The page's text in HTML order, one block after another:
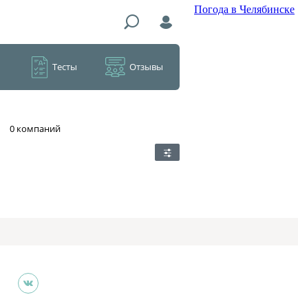
Погода в Челябинске
Тесты Отзывы
​0 компаний